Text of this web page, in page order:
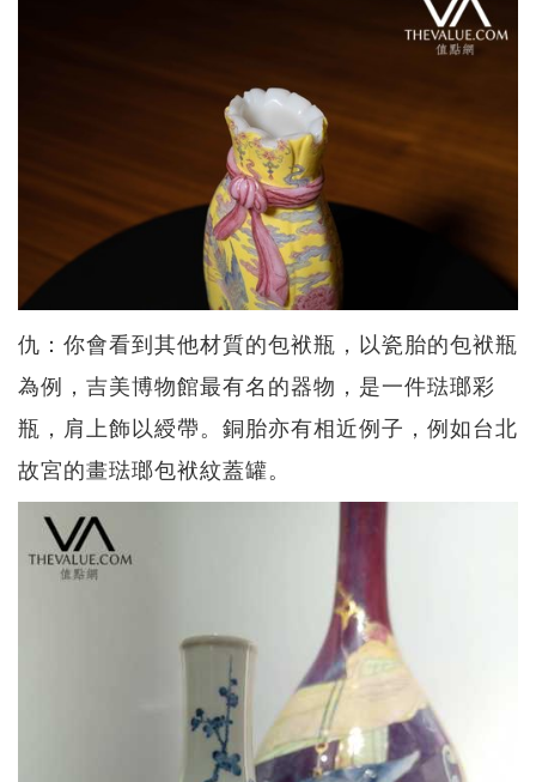
仇：你會看到其他材質的包袱瓶，以瓷胎的包袱瓶
為例，吉美博物館最有名的器物，是一件琺瑯彩
瓶，肩上飾以綬帶。銅胎亦有相近例子，例如台北
故宮的畫琺瑯包袱紋蓋罐。